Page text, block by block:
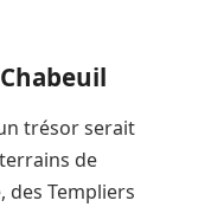
trésor serait
de
des Templiers